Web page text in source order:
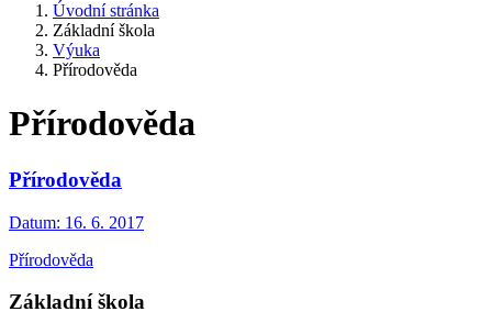
Úvodní stránka
Základní škola
Výuka
Přírodověda
Přírodověda
Přírodověda
Datum: 16. 6. 2017
Přírodověda
Základní škola